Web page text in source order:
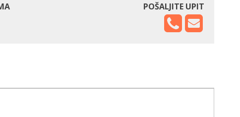
POŠALJITE UPIT